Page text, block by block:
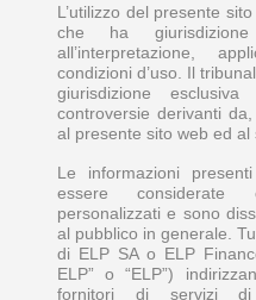
L’utilizzo del presente
che ha
all’interpretazione,
condizioni d’uso. Il
giurisdizione
controversie derivanti
al presente sito web ed al
Le informazioni
essere considerate
personalizzati e sono
al pubblico in generale.
di ELP SA o ELP
ELP” o “ELP”)
fornitori di servizi di